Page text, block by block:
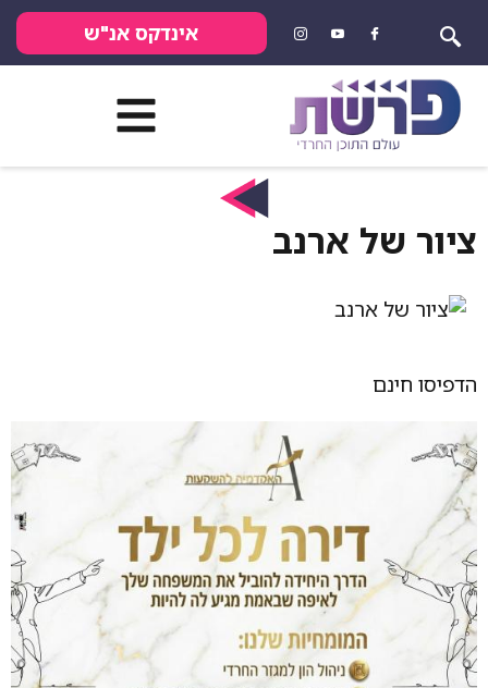
אינדקס אנ"ש
ציור של ארנב
הדפיסו חינם